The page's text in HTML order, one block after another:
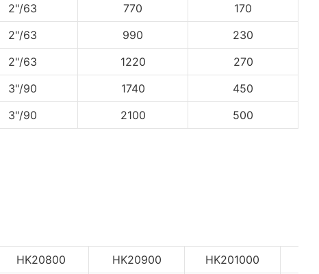
2"/63 770
170
2"/63 990
230
2"/63 1220
270
3"/90 1740
450
3"/90 2100 500
HK20800 HK20900 HK201000